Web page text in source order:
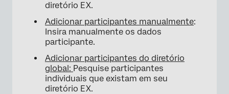
diretório EX.
Adicionar participantes manualmente:
Insira manualmente os dados
participante.
Adicionar participantes do diretório
global: Pesquise participantes
individuais que existam em seu
diretório EX.